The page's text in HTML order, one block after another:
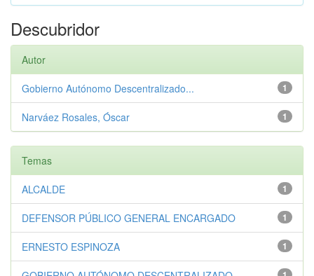
Descubridor
Autor
1
Gobierno Autónomo Descentralizado...
1
Narváez Rosales, Óscar
Temas
1
ALCALDE
1
DEFENSOR PÚBLICO GENERAL ENCARGADO
1
ERNESTO ESPINOZA